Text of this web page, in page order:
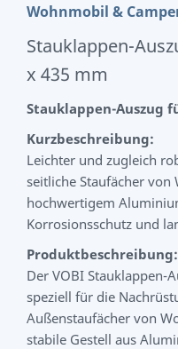
Wohnmobil &
Stauklappen-
x 435 mm
Stauklappen-Auszug
Kurzbeschreibung:
Leichter und zugleich
seitliche Staufächer
hochwertigem
Korrosionsschutz und
Produktbeschreibung:
Der VOBI Stauklappen-
speziell für die
Außenstaufächer von
stabile Gestell aus